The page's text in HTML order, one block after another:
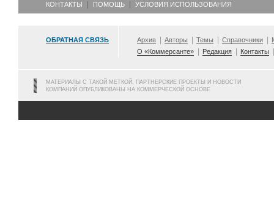
КОНТАКТЫ ПОМОЩЬ УСЛОВИЯ ИСПОЛЬЗОВАНИЯ
ОБРАТНАЯ СВЯЗЬ Архив Авторы Темы Справочники
О «Коммерсанте»
Редакция Контакты
МАТЕРИАЛЫ С ТАКОЙ МЕТКОЙ, ПАРТНЕРСКИЕ ПРОЕКТЫ И НОВОСТИ
КОМПАНИЙ ОПУБЛИКОВАНЫ НА КОММЕРЧЕСКОЙ ОСНОВЕ